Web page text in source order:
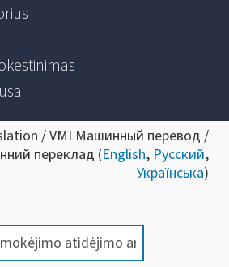
/ VMI Машинный перевод /
переклад (English, Русский,
Українська)